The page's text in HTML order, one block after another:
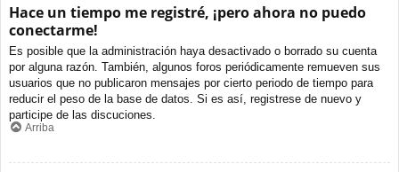
Hace un tiempo me registré, ¡pero ahora no puedo
conectarme!
Es posible que la administración haya desactivado o borrado su cuenta
por alguna razón. También, algunos foros periódicamente remueven sus
usuarios que no publicaron mensajes por cierto periodo de tiempo para
reducir el peso de la base de datos. Si es así, registrese de nuevo y
participe de las discuciones.
Arriba